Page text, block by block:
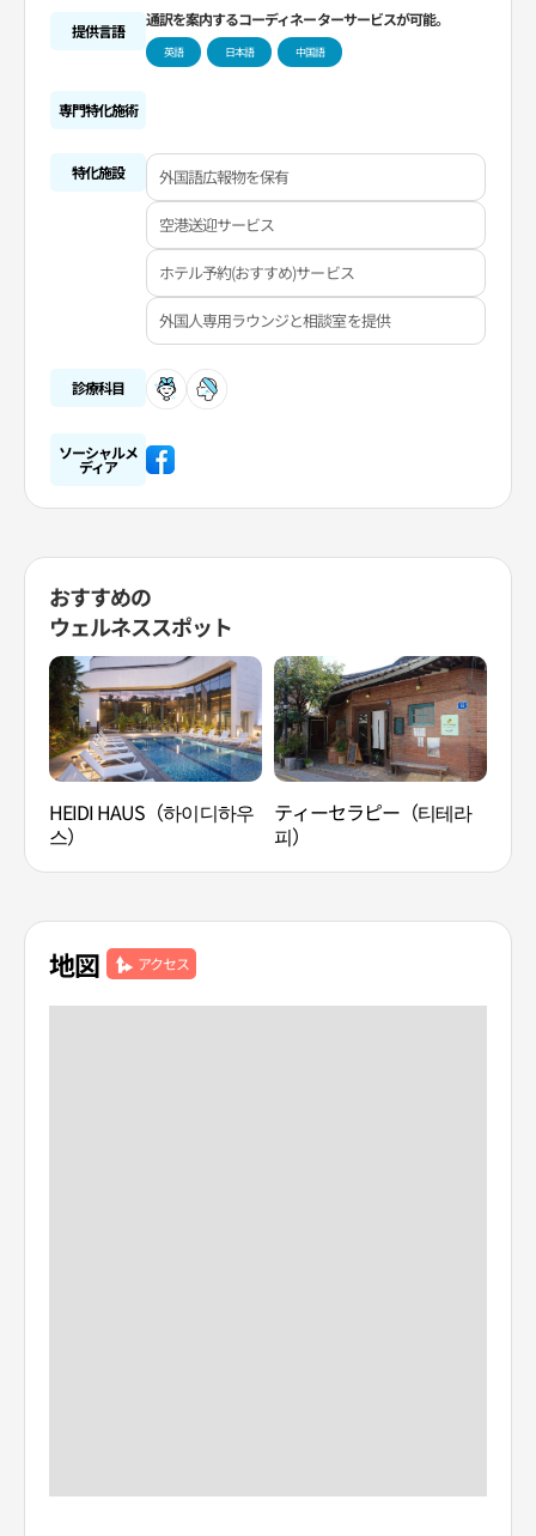
提供言語
通訳を案内するコーディネーターサービスが可能。
英語 日本語 中国語
専門特化施術
特化施設 外国語広報物を保有
空港送迎サービス
ホテル予約(おすすめ)サービス
外国人専用ラウンジと相談室を提供
診療科目
ソーシャルメ
ディア
おすすめの
ウェルネススポット
HEIDI HAUS（하이디하우
스）
ティーセラピー（티테라
피）
地図 アクセス